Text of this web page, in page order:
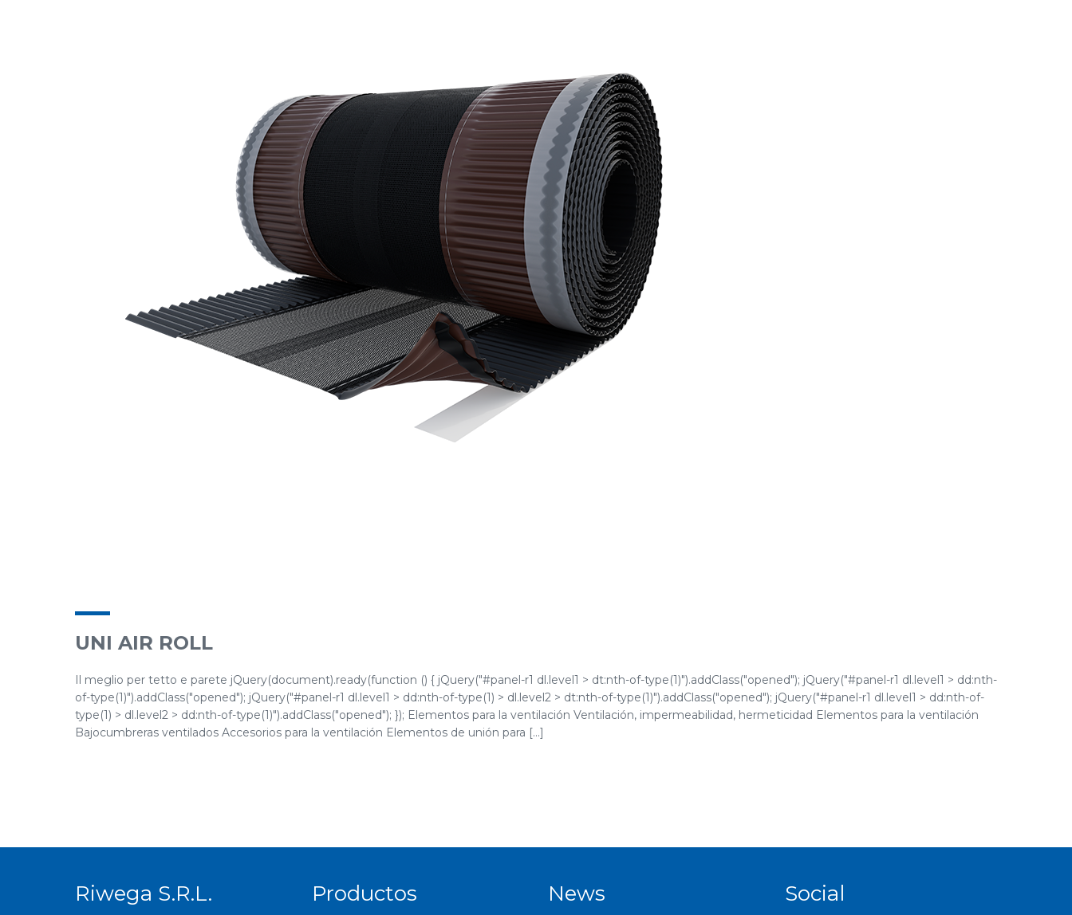
UNI AIR ROLL
Il meglio per tetto e parete jQuery(document).ready(function () { jQuery("#panel-r1 dl.level1 > dt:nth-of-type(1)").addClass("opened"); jQuery("#panel-r1 dl.level1 > dd:nth-
of-type(1)").addClass("opened"); jQuery("#panel-r1 dl.level1 > dd:nth-of-type(1) > dl.level2 > dt:nth-of-type(1)").addClass("opened"); jQuery("#panel-r1 dl.level1 > dd:nth-of-
type(1) > dl.level2 > dd:nth-of-type(1)").addClass("opened"); }); Elementos para la ventilación Ventilación, impermeabilidad, hermeticidad Elementos para la ventilación
Bajocumbreras ventilados Accesorios para la ventilación Elementos de unión para [...]
Riwega S.r.l. Productos News Social